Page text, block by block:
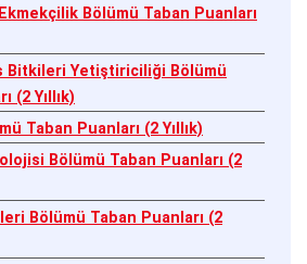
Bölümü Taban Puanları
Bitkileri Yetiştiriciliği Bölümü
(2 Yıllık)
Taban Puanları (2 Yıllık)
Bölümü Taban Puanları (2
Bölümü Taban Puanları (2